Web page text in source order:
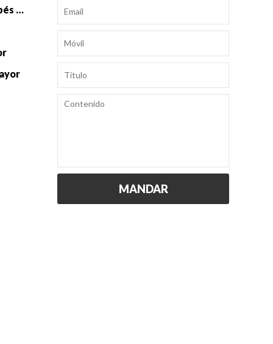
Accesorios de punto para bebés al por mayor
MANDAR